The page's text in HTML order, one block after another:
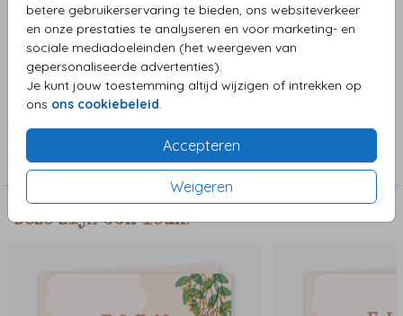
betere gebruikerservaring te bieden, ons websiteverkeer
en onze prestaties te analyseren en voor marketing- en
sociale mediadoeleinden (het weergeven van
gepersonaliseerde advertenties).
Je kunt jouw toestemming altijd wijzigen of intrekken op
ons ons cookiebeleid
Accepteren
Weigeren
Omschrijving
Geboortekaartje meisje landschap beer, hert, eekhoorn,
konijn en andere bosdieren. De kaart is zelf aan te passen
in andere kleuren.
Collectie
Meisjeskaart
Deze zijn ook leuk!